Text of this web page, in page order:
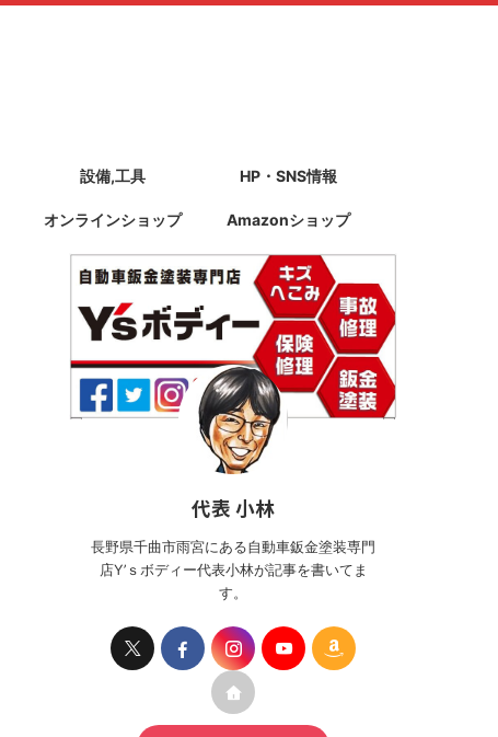
設備,工具 HP・SNS情報
オンラインショップ Amazonショップ
代表 小林
長野県千曲市雨宮にある自動車鈑金塗装専門
店Y’ｓボディー代表小林が記事を書いてま
す。